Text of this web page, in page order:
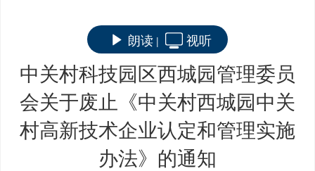
朗读 | 视听
中关村科技园区西城园管理委员
会关于废止《中关村西城园中关
村高新技术企业认定和管理实施
办法》的通知